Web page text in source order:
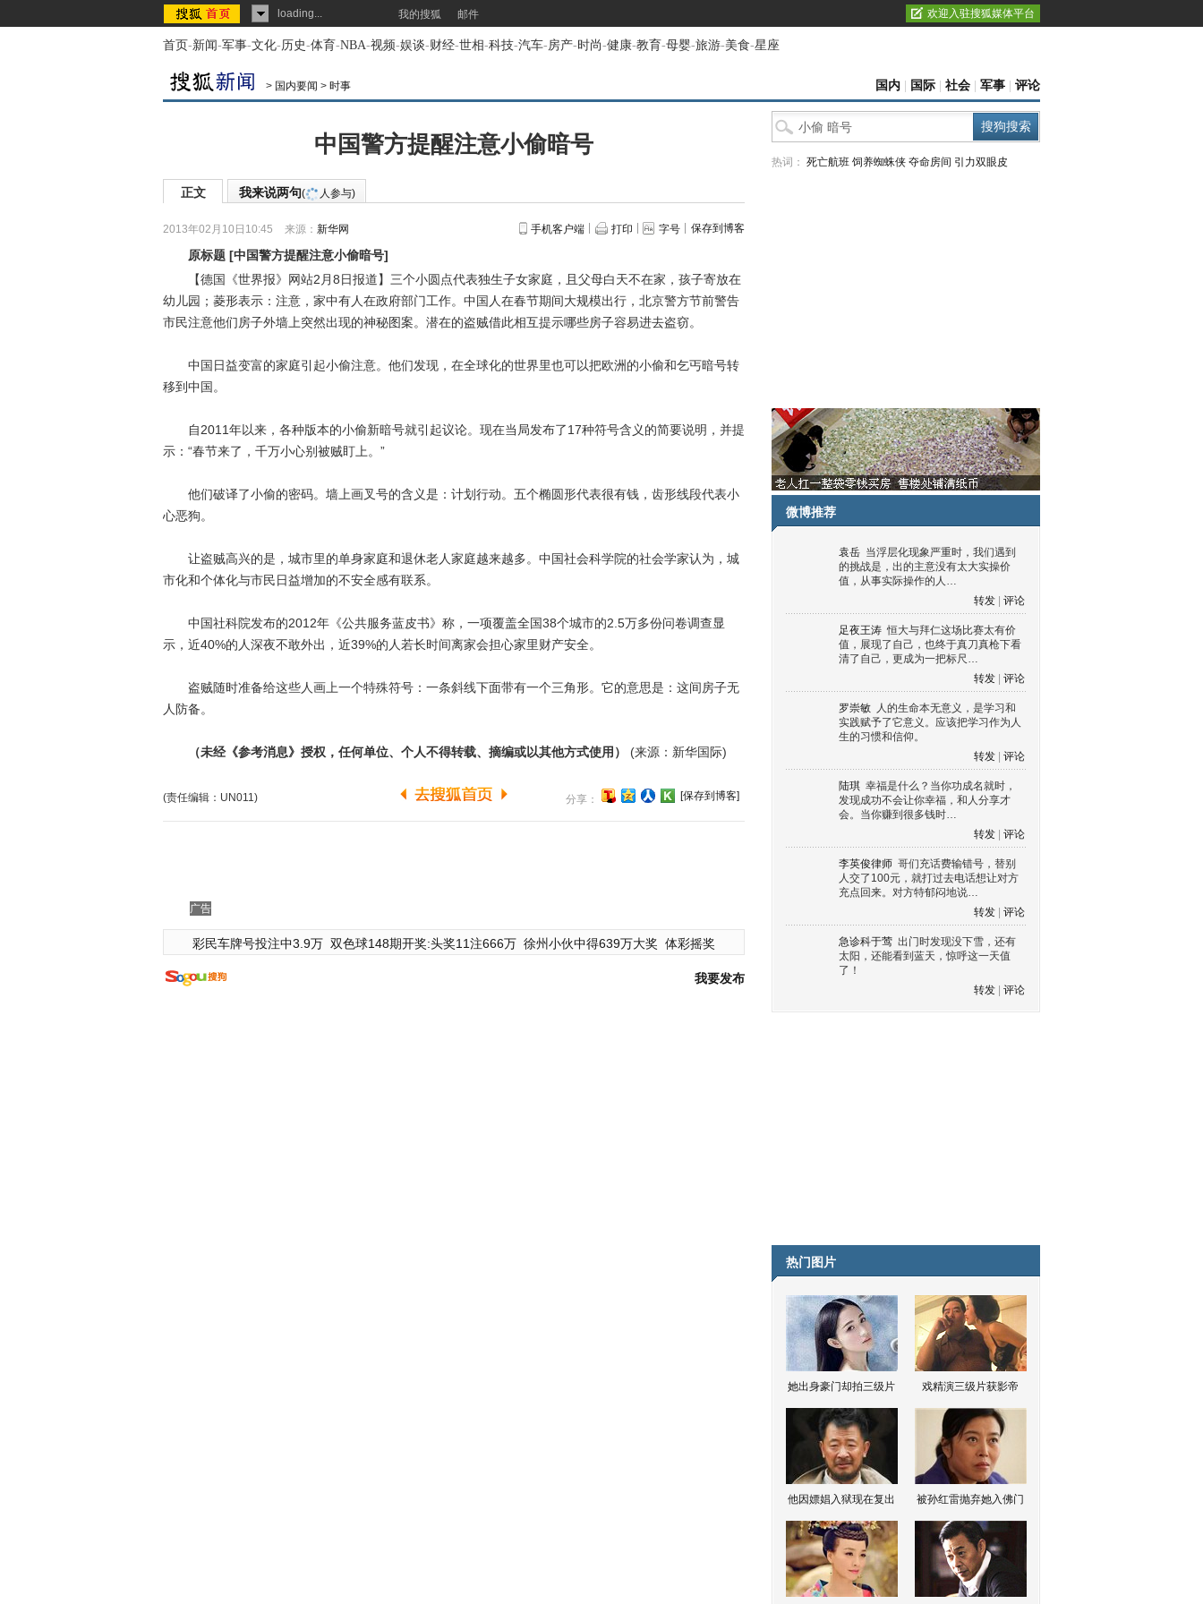
loading... 我的搜狐 邮件 欢迎入驻搜狐媒体平台
首页-新闻-军事-文化-历史-体育-NBA-视频-娱谈-财经-世相-科技-汽车-房产-时尚-健康-教育-母婴-旅游-美食-星座
> 国内要闻 > 时事 国内 国际 社会 军事 评论
中国警方提醒注意小偷暗号
正文 我来说两句( 人参与)
2013年02月10日10:45 来源： 新华网 手机客户端 打印 字号 保存到博客
原标题 [中国警方提醒注意小偷暗号]
【德国《世界报》网站2月8日报道】三个小圆点代表独生子女家庭，且父母白天不在家，孩子寄放在
幼儿园；菱形表示：注意，家中有人在政府部门工作。中国人在春节期间大规模出行，北京警方节前警告
市民注意他们房子外墙上突然出现的神秘图案。潜在的盗贼借此相互提示哪些房子容易进去盗窃。
中国日益变富的家庭引起小偷注意。他们发现，在全球化的世界里也可以把欧洲的小偷和乞丐暗号转
移到中国。
自2011年以来，各种版本的小偷新暗号就引起议论。现在当局发布了17种符号含义的简要说明，并提
示：“春节来了，千万小心别被贼盯上。”
他们破译了小偷的密码。墙上画叉号的含义是：计划行动。五个椭圆形代表很有钱，齿形线段代表小
心恶狗。
让盗贼高兴的是，城市里的单身家庭和退休老人家庭越来越多。中国社会科学院的社会学家认为，城
市化和个体化与市民日益增加的不安全感有联系。
中国社科院发布的2012年《公共服务蓝皮书》称，一项覆盖全国38个城市的2.5万多份问卷调查显
示，近40%的人深夜不敢外出，近39%的人若长时间离家会担心家里财产安全。
盗贼随时准备给这些人画上一个特殊符号：一条斜线下面带有一个三角形。它的意思是：这间房子无
人防备。
（未经《参考消息》授权，任何单位、个人不得转载、摘编或以其他方式使用） (来源：新华国际)
(责任编辑：UN011) 分享： [保存到博客]
广告
彩民车牌号投注中3.9万 双色球148期开奖:头奖11注666万 徐州小伙中得639万大奖 体彩摇奖
我要发布
热词： 死亡航班 饲养蜘蛛侠 夺命房间 引力双眼皮
微博推荐
袁岳 当浮层化现象严重时，我们遇到
的挑战是，出的主意没有太大实操价
值，从事实际操作的人…
转发
评论
足夜王涛 恒大与拜仁这场比赛太有价
值，展现了自己，也终于真刀真枪下看
清了自己，更成为一把标尺…
转发
评论
罗崇敏 人的生命本无意义，是学习和
实践赋予了它意义。应该把学习作为人
生的习惯和信仰。
转发
评论
陆琪 幸福是什么？当你功成名就时，
发现成功不会让你幸福，和人分享才
会。当你赚到很多钱时…
转发
评论
李英俊律师 哥们充话费输错号，替别
人交了100元，就打过去电话想让对方
充点回来。对方特郁闷地说…
转发
评论
急诊科于莺 出门时发现没下雪，还有
太阳，还能看到蓝天，惊呼这一天值
了！
转发
评论
热门图片
她出身豪门却拍三级片 戏精演三级片获影帝
他因嫖娼入狱现在复出 被孙红雷抛弃她入佛门